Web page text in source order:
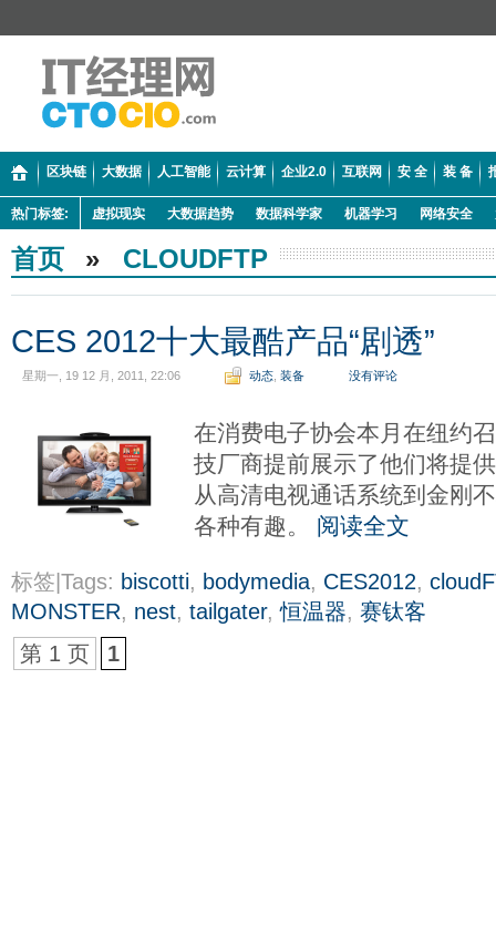
区块链 大数据 人工智能 云计算 企业2.0 互联网 安 全 装 备
热门标签: 虚拟现实 大数据趋势 数据科学家 机器学习 网络安全
首页 » CLOUDFTP
CES 2012十大最酷产品“剧透”
星期一, 19 12 月, 2011, 22:06 动态 装备 没有评论
在消费电子协会本月在纽约
技厂商提前展示了他们将提
从高清电视通话系统到金刚
各种有趣。 阅读全文
标签|Tags: biscotti, bodymedia, CES2012,
MONSTER, nest, tailgater,恒温器, 赛钛客
第 1 页
1